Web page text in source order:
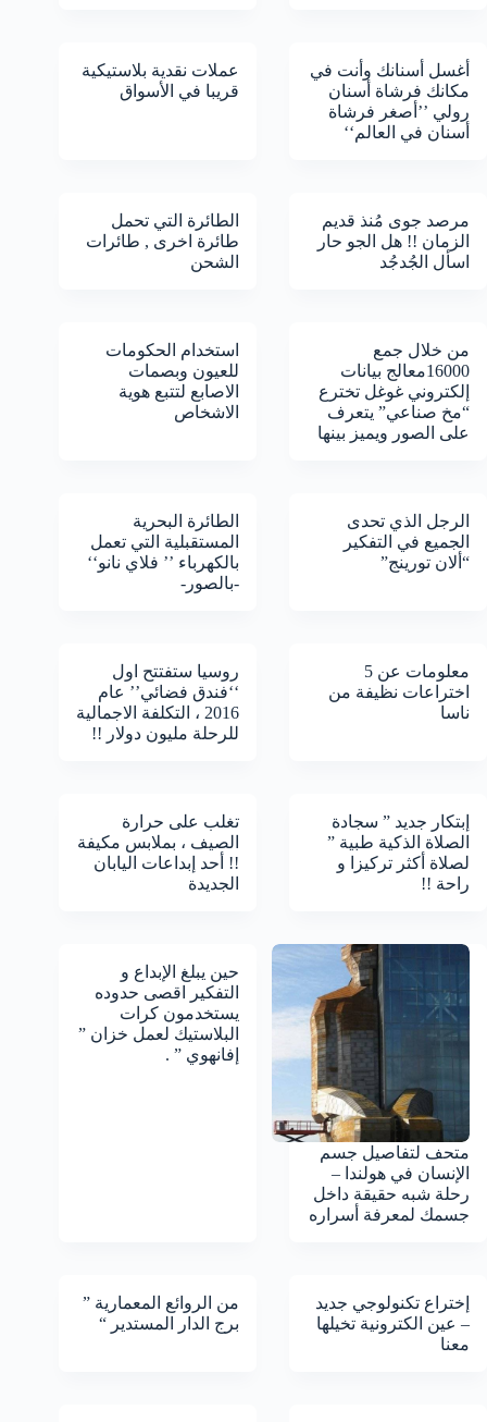
أغسل أسنانك وأنت في
مكانك فرشاة أسنان
رولي ’’أصغر فرشاة
أسنان في العالم‘‘
عملات نقدية بلاستيكية
قريبا في الأسواق
مرصد جوى مُنذ قديم
الزمان !! هل الجو حار
اسأل الجُدجُد
الطائرة التي تحمل
طائرة اخرى , طائرات
الشحن
من خلال جمع
16000معالج بيانات
إلكتروني غوغل تخترع
“مخ صناعي” يتعرف
على الصور ويميز بينها
استخدام الحكومات
للعيون وبصمات
الاصابع لتتبع هوية
الاشخاص
الرجل الذي تحدى
الجميع في التفكير
“ألان تورينج”
الطائرة البحرية
المستقبلية التي تعمل
بالكهرباء ’’ فلاي نانو‘‘
-بالصور-
معلومات عن 5
اختراعات نظيفة من
ناسا
روسيا ستفتتح اول
‘‘فندق فضائي’’ عام
2016 ، التكلفة الاجمالية
للرحلة مليون دولار !!
إبتكار جديد ” سجادة
الصلاة الذكية طبية ”
لصلاة أكثر تركيزا و
راحة !!
تغلب على حرارة
الصيف ، بملابس مكيفة
!! أحد إبداعات اليابان
الجديدة
متحف لتفاصيل جسم
الإنسان في هولندا –
رحلة شبه حقيقة داخل
جسمك لمعرفة أسراره
حين يبلغ الإبداع و
التفكير اقصى حدوده
يستخدمون كرات
البلاستيك لعمل خزان ”
إفانهوي ” .
إختراع تكنولوجي جديد
– عين الكترونية تخيلها
معنا
من الروائع المعمارية ”
برج الدار المستدير “